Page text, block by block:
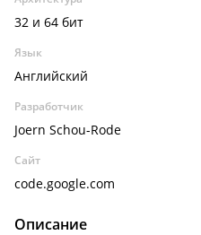
32 и 64 бит
Язык
Английский
Разработчик
Joern Schou-Rode
Сайт
code.google.com
Описание